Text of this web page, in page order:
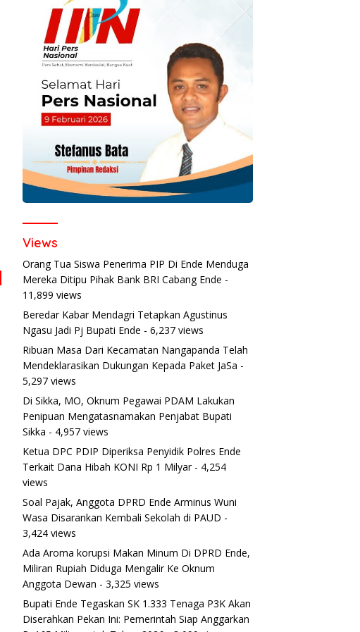
Views
Orang Tua Siswa Penerima PIP Di Ende Menduga
Mereka Ditipu Pihak Bank BRI Cabang Ende -
11,899 views
Beredar Kabar Mendagri Tetapkan Agustinus
Ngasu Jadi Pj Bupati Ende - 6,237 views
Ribuan Masa Dari Kecamatan Nangapanda Telah
Mendeklarasikan Dukungan Kepada Paket JaSa -
5,297 views
Di Sikka, MO, Oknum Pegawai PDAM Lakukan
Penipuan Mengatasnamakan Penjabat Bupati
Sikka - 4,957 views
Ketua DPC PDIP Diperiksa Penyidik Polres Ende
Terkait Dana Hibah KONI Rp 1 Milyar- 4,254
views
Soal Pajak, Anggota DPRD Ende Arminus Wuni
Wasa Disarankan Kembali Sekolah di PAUD -
3,424 views
Ada Aroma korupsi Makan Minum Di DPRD Ende,
Miliran Rupiah Diduga Mengalir Ke Oknum
Anggota Dewan - 3,325 views
Bupati Ende Tegaskan SK 1.333 Tenaga P3K Akan
Diserahkan Pekan Ini: Pemerintah Siap Anggarkan